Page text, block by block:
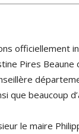
officiellement
Pires
que beaucoup
le maire